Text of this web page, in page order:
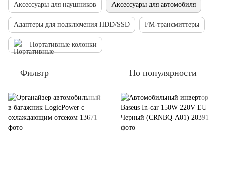
Аксессуары для наушников Аксессуары для автомобиля
Адаптеры для подключения HDD/SSD FM-трансмиттеры
Портативные колонки
Фильтр По популярности